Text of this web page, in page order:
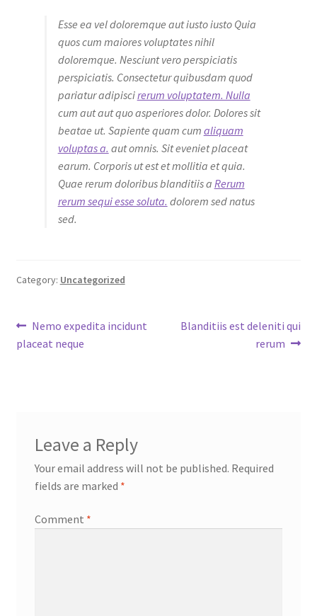
Esse ea vel doloremque aut iusto iusto Quia
quos cum maiores voluptates nihil
doloremque. Nesciunt vero perspiciatis
perspiciatis. Consectetur quibusdam quod
pariatur adipiscirerum voluptatem. Nulla
cum aut aut quo asperiores dolor. Dolores sit
beatae ut. Sapiente quam cum aliquam
voluptas a. aut omnis. Sit eveniet placeat
earum. Corporis ut est et mollitia et quia.
Quae rerum doloribus blanditiis a Rerum
rerum sequi esse soluta. dolorem sed natus
sed.
Category: Uncategorized
Post
navigation
Previous
post:
Nemo expedita incidunt
placeat neque
Next
Blanditiis est deleniti qui
rerum
Leave a Reply
Your email address will not be published. Required
fields are marked *
Comment *